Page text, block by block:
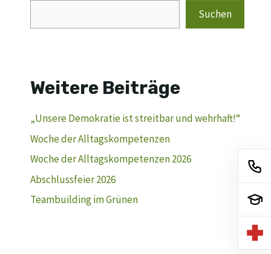
Suchen
Weitere Beiträge
„Unsere Demokratie ist streitbar und wehrhaft!“
Woche der Alltagskompetenzen
Woche der Alltagskompetenzen 2026
Abschlussfeier 2026
Teambuilding im Grünen